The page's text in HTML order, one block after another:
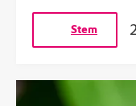
Stem